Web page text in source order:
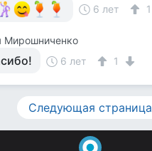
6 лет
1
Мирошниченко
6 лет 1
Следующая страница